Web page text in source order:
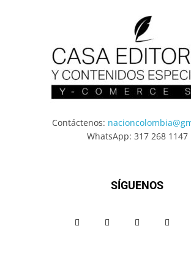
Contáctenos:
WhatsApp: 317 268 1147
SÍGUENOS